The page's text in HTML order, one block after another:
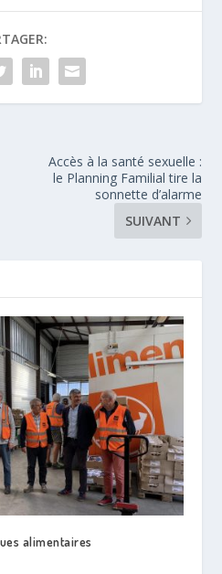
Accès à la santé sexuelle :
le Planning Familial tire la
sonnette d’alarme
SUIVANT
alimentaires